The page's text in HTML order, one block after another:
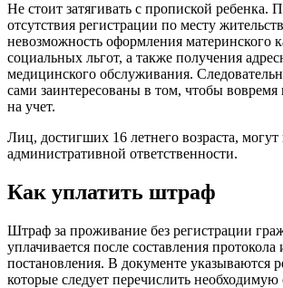
Не стоит затягивать с пропиской ребенка.
отсутствия регистрации по месту
невозможность оформления материнского
социальных льгот, а также получения
медицинского обслуживания.
сами заинтересованы в том, чтобы вовремя
на учет.
Лиц, достигших 16 летнего возраста, могут
административной ответственности.
Как уплатить штраф
Штраф за проживание без регистрации
уплачивается после составления
постановления. В документе указываются
которые следует перечислить необходимую